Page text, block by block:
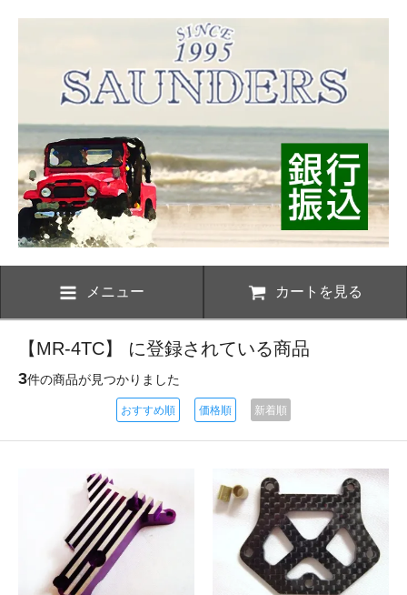
メニュー カートを見る
【MR-4TC】 に登録されている商品
3件の商品が見つかりました
おすすめ順 価格順 新着順